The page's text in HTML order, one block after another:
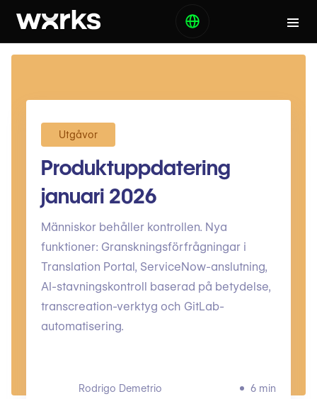
Utgåvor
Produktuppdatering
januari 2026
Människor behåller kontrollen. Nya
funktioner: Granskningsförfrågningar i
Translation Portal, ServiceNow-anslutning,
AI-stavningskontroll baserad på betydelse,
transcreation-verktyg och GitLab-
automatisering.
Rodrigo Demetrio 6 min